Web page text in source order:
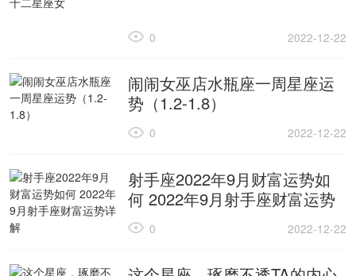
2022-12-22
0
闹闹女巫店水瓶座一周星座运
势（1.2-1.8）
2022-12-22
0
射手座2022年9月财富运势如
何 2022年9月射手座财富运势
详解
2022-12-22
0